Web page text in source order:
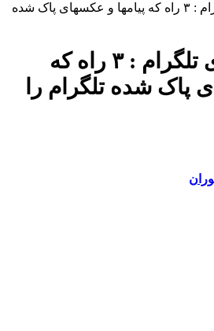
بازیابی پیام های تلگرام : ۳ راه که پیامها و عکسهای پاک شده
بازیابی پیام های تلگرام : ۳ راه که
پاک شده تلگرام را